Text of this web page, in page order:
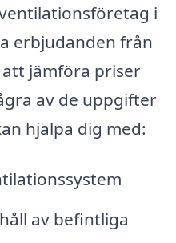
i
erbjudanden från
jämföra priser
av de uppgifter
hjälpa dig med:
av befintliga